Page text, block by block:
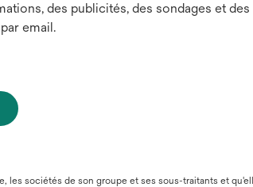
des publicités, des sondages et
email.
sociétés de son groupe et ses sous-traitants et